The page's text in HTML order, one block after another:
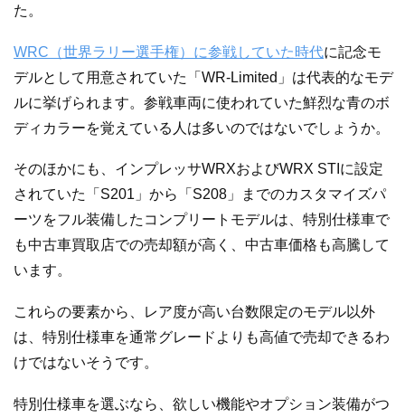
た。
WRC（世界ラリー選手権）に参戦していた時代に記念モ
デルとして用意されていた「WR-Limited」は代表的なモデ
ルに挙げられます。参戦車両に使われていた鮮烈な青のボ
ディカラーを覚えている人は多いのではないでしょうか。
そのほかにも、インプレッサWRXおよびWRX STIに設定
されていた「S201」から「S208」までのカスタマイズパ
ーツをフル装備したコンプリートモデルは、特別仕様車で
も中古車買取店での売却額が高く、中古車価格も高騰して
います。
これらの要素から、レア度が高い台数限定のモデル以外
は、特別仕様車を通常グレードよりも高値で売却できるわ
けではないそうです。
特別仕様車を選ぶなら、欲しい機能やオプション装備がつ